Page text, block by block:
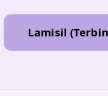
Lamisil